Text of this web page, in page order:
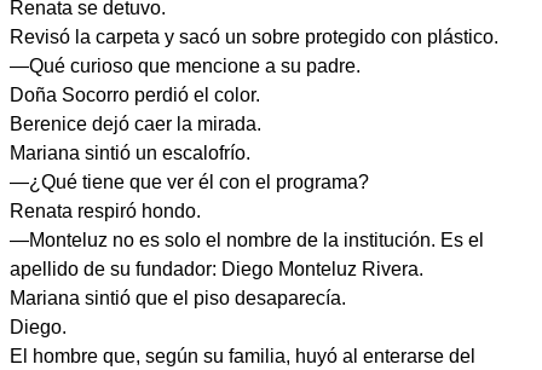
Renata se detuvo.
Revisó la carpeta y sacó un sobre protegido con plástico.
—Qué curioso que mencione a su padre.
Doña Socorro perdió el color.
Berenice dejó caer la mirada.
Mariana sintió un escalofrío.
—¿Qué tiene que ver él con el programa?
Renata respiró hondo.
—Monteluz no es solo el nombre de la institución. Es el
apellido de su fundador: Diego Monteluz Rivera.
Mariana sintió que el piso desaparecía.
Diego.
El hombre que, según su familia, huyó al enterarse del